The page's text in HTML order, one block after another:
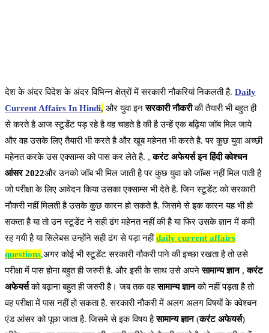
देश के अंदर विदेश के अंदर विभिन्न क्षेत्रों में सरकारी नौकरियां निकलती है. Daily
Current Affairs In Hindi, और युवा इनसरकारी नौकरीकी तैयारी भी बहुत ही
से करते है आज स्टूडेंट पड़ रहे है वह चाहते है की है उन्हें एक बढ़िया जॉब मिल जाये
और वह उसके लिए तैयारी भी करते है और खूब महेनत भी करते है. पर कुछ युवा अच्छी
महेनत करके उस एक्साम्स को पास कर लेते है. ,करंट अफेयर्स इन हिंदी क्वेश्चन
आंसर 2022और उनको जॉब भी मिल जाती है पर कुछ युवा को जॉब्स नहीं मिल पाती है
जो परीक्षा के लिए आवेदन किया उसका एक्साम्स भी देते है. जिन स्टूडेंट को सरकारी
नौकरी नहीं मिलती है उसके कुछ कारन हो सकते है. जिसमे से इक कारन यह भी हो
सकता है या तो उन स्टूडेंट ने सही ढंग महेनत नहीं की है या फिर उसके ज्ञान में कमी
रह गयी है या सिलेबस उन्होंने सही ढंग से पड़ा नहींdaily current affairs
questions,अगर कोई भी स्टूडेंट सरकारी नौकरी पाने की इच्छा रखता है तो उसे
परीक्षा में पास होना बहुत ही जरुरी है. और इसी के साथ उसे अपनेसामान्य ज्ञान,करंट
अफेयर्सको बढ़ाना बहुत ही जरुरी है। जब तक वहसामान्य ज्ञानको नहीं पड़ता है तो
वह परीक्षा में पास नहीं हो सकता है. सरकारी नौकरी में अलग अलग विषयों के क्वेश्चन
एंड आंसर को पूछा जाता है. जिसमे से इक विषय हैसामान्य ज्ञान(करंट अफेयर्स)